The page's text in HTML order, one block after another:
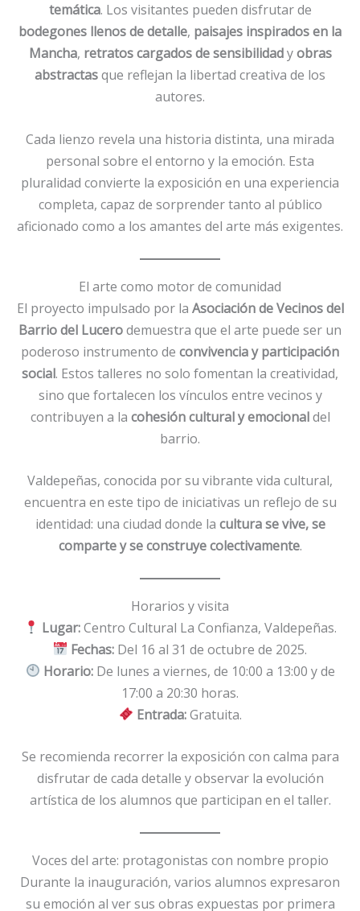
temática. Los visitantes pueden disfrutar de
bodegones llenos de detalle, paisajes inspirados en la
Mancha, retratos cargados de sensibilidadyobras
abstractasque reflejan la libertad creativa de los
autores.
Cada lienzo revela una historia distinta, una mirada
personal sobre el entorno y la emoción. Esta
pluralidad convierte la exposición en una experiencia
completa, capaz de sorprender tanto al público
aficionado como a los amantes del arte más exigentes.
El arte como motor de comunidad
El proyecto impulsado por la Asociación de Vecinos del
Barrio del Lucerodemuestra que el arte puede ser un
poderoso instrumento de convivencia y participación
social. Estos talleres no solo fomentan la creatividad,
sino que fortalecen los vínculos entre vecinos y
contribuyen a la cohesión cultural y emocionaldel
barrio.
Valdepeñas, conocida por su vibrante vida cultural,
encuentra en este tipo de iniciativas un reflejo de su
identidad: una ciudad donde la cultura se vive, se
comparte y se construye colectivamente.
Horarios y visita
Lugar:Centro Cultural La Confianza, Valdepeñas.
Fechas: Del 16 al 31 de octubre de 2025.
Horario:De lunes a viernes, de 10:00 a 13:00 y de
17:00 a 20:30 horas.
Entrada:Gratuita.
Se recomienda recorrer la exposición con calma para
disfrutar de cada detalle y observar la evolución
artística de los alumnos que participan en el taller.
Voces del arte: protagonistas con nombre propio
Durante la inauguración, varios alumnos expresaron
su emoción al ver sus obras expuestas por primera